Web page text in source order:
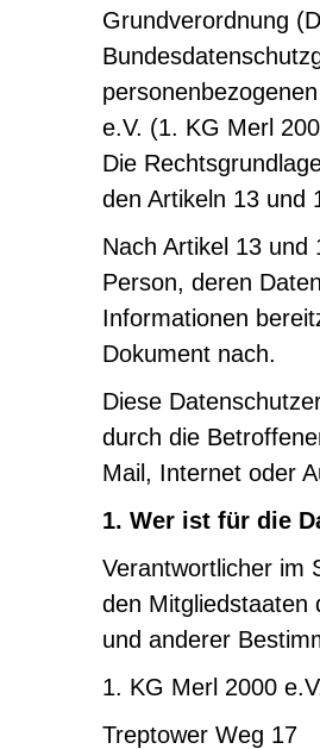
Grundverordnung
e.V. (1. KG Merl
Die
den Artikeln 13 und
Nach Artikel 13
Person, deren
Informationen
Dokument nach.
Diese
durch die
Mail, Internet oder
1. Wer ist für die
Verantwortlicher im
den Mitgliedstaaten
und anderer
1. KG Merl 2000
Treptower Weg 17